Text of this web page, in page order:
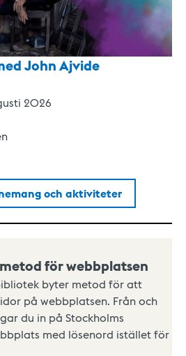
John Ajvide
2026
och aktiviteter
för webbplatsen
byter metod för att
på webbplatsen. Från och
du in på Stockholms
med lösenord istället för